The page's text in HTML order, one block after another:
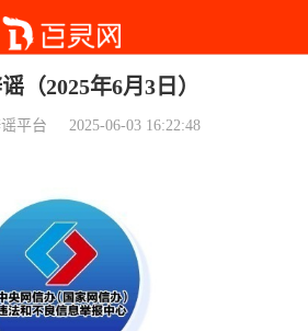
（2025年6月3日）
平台 2025-06-03 16:22:48